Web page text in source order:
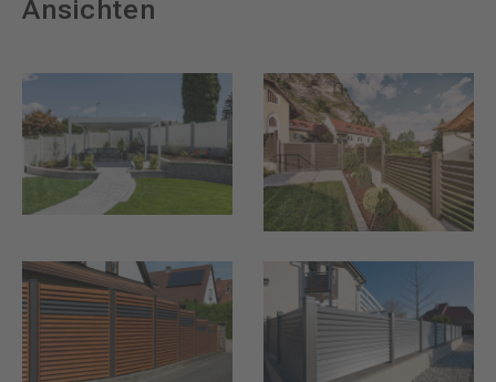
Ansichten